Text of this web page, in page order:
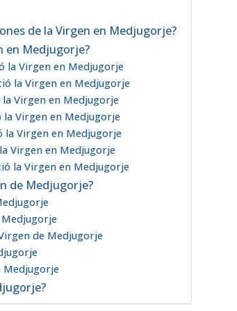
de la Virgen en Medjugorje?
en Medjugorje?
la Virgen en Medjugorje
la Virgen en Medjugorje
Virgen en Medjugorje
la Virgen en Medjugorje
la Virgen en Medjugorje
Virgen en Medjugorje
la Virgen en Medjugorje
de Medjugorje?
Medjugorje
de Medjugorje
Medjugorje